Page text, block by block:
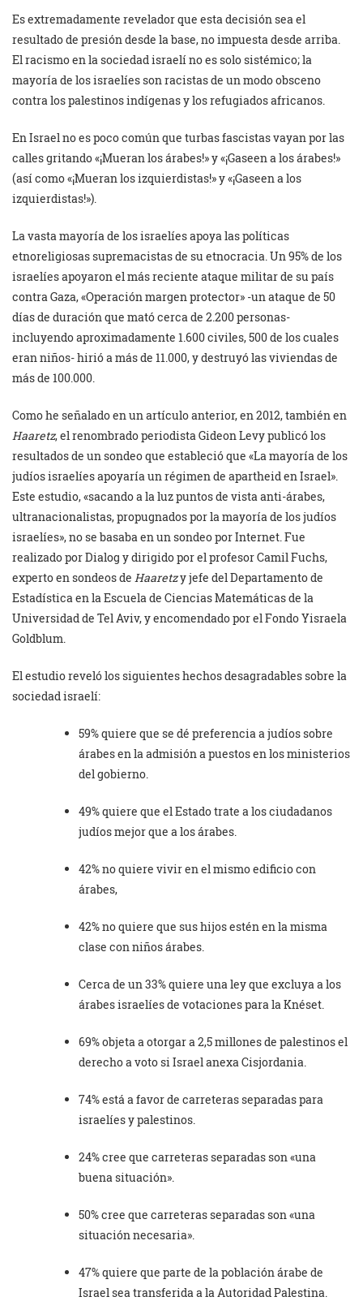
Es extremadamente revelador que esta decisión sea el
resultado de presión desde la base, no impuesta desde arriba.
El racismo en la sociedad israelí no es solo sistémico; la
mayoría de los israelíes son racistas de un modo obsceno
contra los palestinos indígenas y los refugiados africanos.
En Israel no es poco común que turbas fascistas vayan por las
calles gritando «¡Mueran los árabes!» y «¡Gaseen a los árabes!»
(así como «¡Mueran los izquierdistas!» y «¡Gaseen a los
izquierdistas!»).
La vasta mayoría de los israelíes apoya las políticas
etnoreligiosas supremacistas de su etnocracia. Un 95% de los
israelíes apoyaron el más reciente ataque militar de su país
contra Gaza, «Operación margen protector» -un ataque de 50
días de duración que mató cerca de 2.200 personas-
incluyendo aproximadamente 1.600 civiles, 500 de los cuales
eran niños- hirió a más de 11.000, y destruyó las viviendas de
más de 100.000.
Como he señalado en un artículo anterior, en 2012, también en
Haaretz, el renombrado periodista Gideon Levy publicó los
resultados de un sondeo que estableció que «La mayoría de los
judíos israelíes apoyaría un régimen de apartheid en Israel».
Este estudio, «sacando a la luz puntos de vista anti-árabes,
ultranacionalistas, propugnados por la mayoría de los judíos
israelíes», no se basaba en un sondeo por Internet. Fue
realizado por Dialog y dirigido por el profesor Camil Fuchs,
experto en sondeos de Haaretzy jefe del Departamento de
Estadística en la Escuela de Ciencias Matemáticas de la
Universidad de Tel Aviv, y encomendado por el Fondo Yisraela
Goldblum.
El estudio reveló los siguientes hechos desagradables sobre la
sociedad israelí:
59% quiere que se dé preferencia a judíos sobre
árabes en la admisión a puestos en los ministerios
del gobierno.
49% quiere que el Estado trate a los ciudadanos
judíos mejor que a los árabes.
42% no quiere vivir en el mismo edificio con
árabes,
42% no quiere que sus hijos estén en la misma
clase con niños árabes.
Cerca de un 33% quiere una ley que excluya a los
árabes israelíes de votaciones para la Knéset.
69% objeta a otorgar a 2,5 millones de palestinos el
derecho a voto si Israel anexa Cisjordania.
74% está a favor de carreteras separadas para
israelíes y palestinos.
24% cree que carreteras separadas son «una
buena situación».
50% cree que carreteras separadas son «una
situación necesaria».
47% quiere que parte de la población árabe de
Israel sea transferida a la Autoridad Palestina.